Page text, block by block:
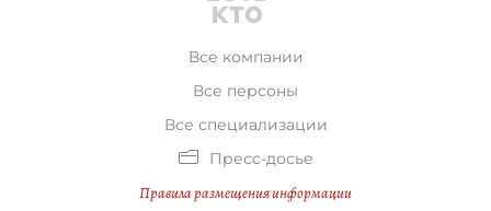
Все компании
Все персоны
Все специализации
Пресс-досье
Правила размещения информации